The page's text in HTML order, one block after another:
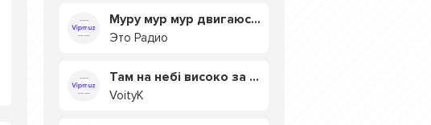
Муру мур мур двигаюсь на мурмулях
Это Радио
Там на небі високо за хмарами
VoityK